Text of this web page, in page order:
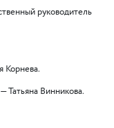
руководитель
Корнева.
Винникова.